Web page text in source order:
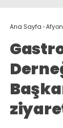
Ana Sayfa ›Afyon